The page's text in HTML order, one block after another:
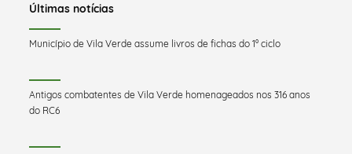
Últimas notícias
Município de Vila Verde assume livros de fichas do 1º ciclo
Antigos combatentes de Vila Verde homenageados nos 316 anos
do RC6